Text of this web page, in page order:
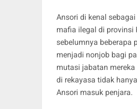
Ansori di kenal
mafia ilegal di provinsi
sebelumnya beberapa
menjadi nonjob bagi
mutasi jabatan
di rekayasa tidak
Ansori masuk penjara.